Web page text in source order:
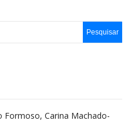
Formoso, Carina Machado-